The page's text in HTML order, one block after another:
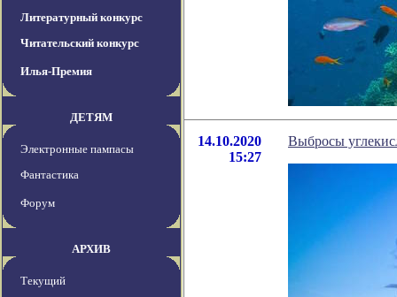
Литературный конкурс
Читательский конкурс
Илья-Премия
ДЕТЯМ
Электронные пампасы
Фантастика
Форум
АРХИВ
Текущий
14.10.2020
15:27
Выбросы